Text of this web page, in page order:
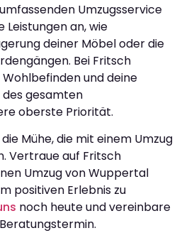
Umzugsservice
an, wie
deiner Möbel oder die
Bei Fritsch
und deine
gesamten
oberste Priorität.
Mühe, die mit einem Umzug
Vertraue auf Fritsch
Umzug von Wuppertal
positiven Erlebnis zu
noch heute und vereinbare